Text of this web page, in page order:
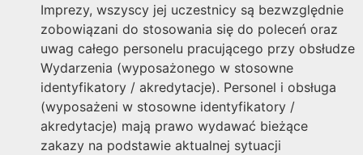
Imprezy, wszyscy jej uczestnicy są bezwzględnie
zobowiązani do stosowania się do poleceń oraz
uwag całego personelu pracującego przy obsłudze
Wydarzenia (wyposażonego w stosowne
identyfikatory / akredytacje). Personel i obsługa
(wyposażeni w stosowne identyfikatory /
akredytacje) mają prawo wydawać bieżące
zakazy na podstawie aktualnej sytuacji